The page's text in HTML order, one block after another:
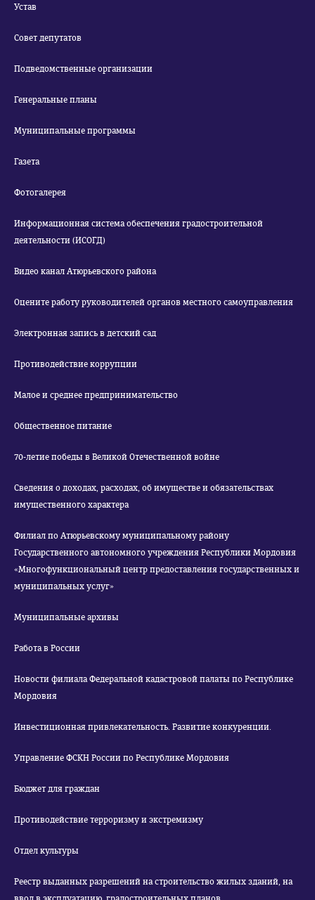
Устав
Совет депутатов
Подведомственные организации
Генеральные планы
Муниципальные программы
Газета
Фотогалерея
Информационная система обеспечения градостроительной
деятельности (ИСОГД)
Видео канал Атюрьевского района
Оцените работу руководителей органов местного самоуправления
Электронная запись в детский сад
Противодействие коррупции
Малое и среднее предпринимательство
Общественное питание
70-летие победы в Великой Отечественной войне
Сведения о доходах, расходах, об имуществе и обязательствах
имущественного характера
Филиал по Атюрьевскому муниципальному району
Государственного автономного учреждения Республики Мордовия
«Многофункциональный центр предоставления государственных и
муниципальных услуг»
Муниципальные архивы
Работа в России
Новости филиала Федеральной кадастровой палаты по Республике
Мордовия
Инвестиционная привлекательность. Развитие конкуренции.
Управление ФСКН России по Республике Мордовия
Бюджет для граждан
Противодействие терроризму и экстремизму
Отдел культуры
Реестр выданных разрешений на строительство жилых зданий, на